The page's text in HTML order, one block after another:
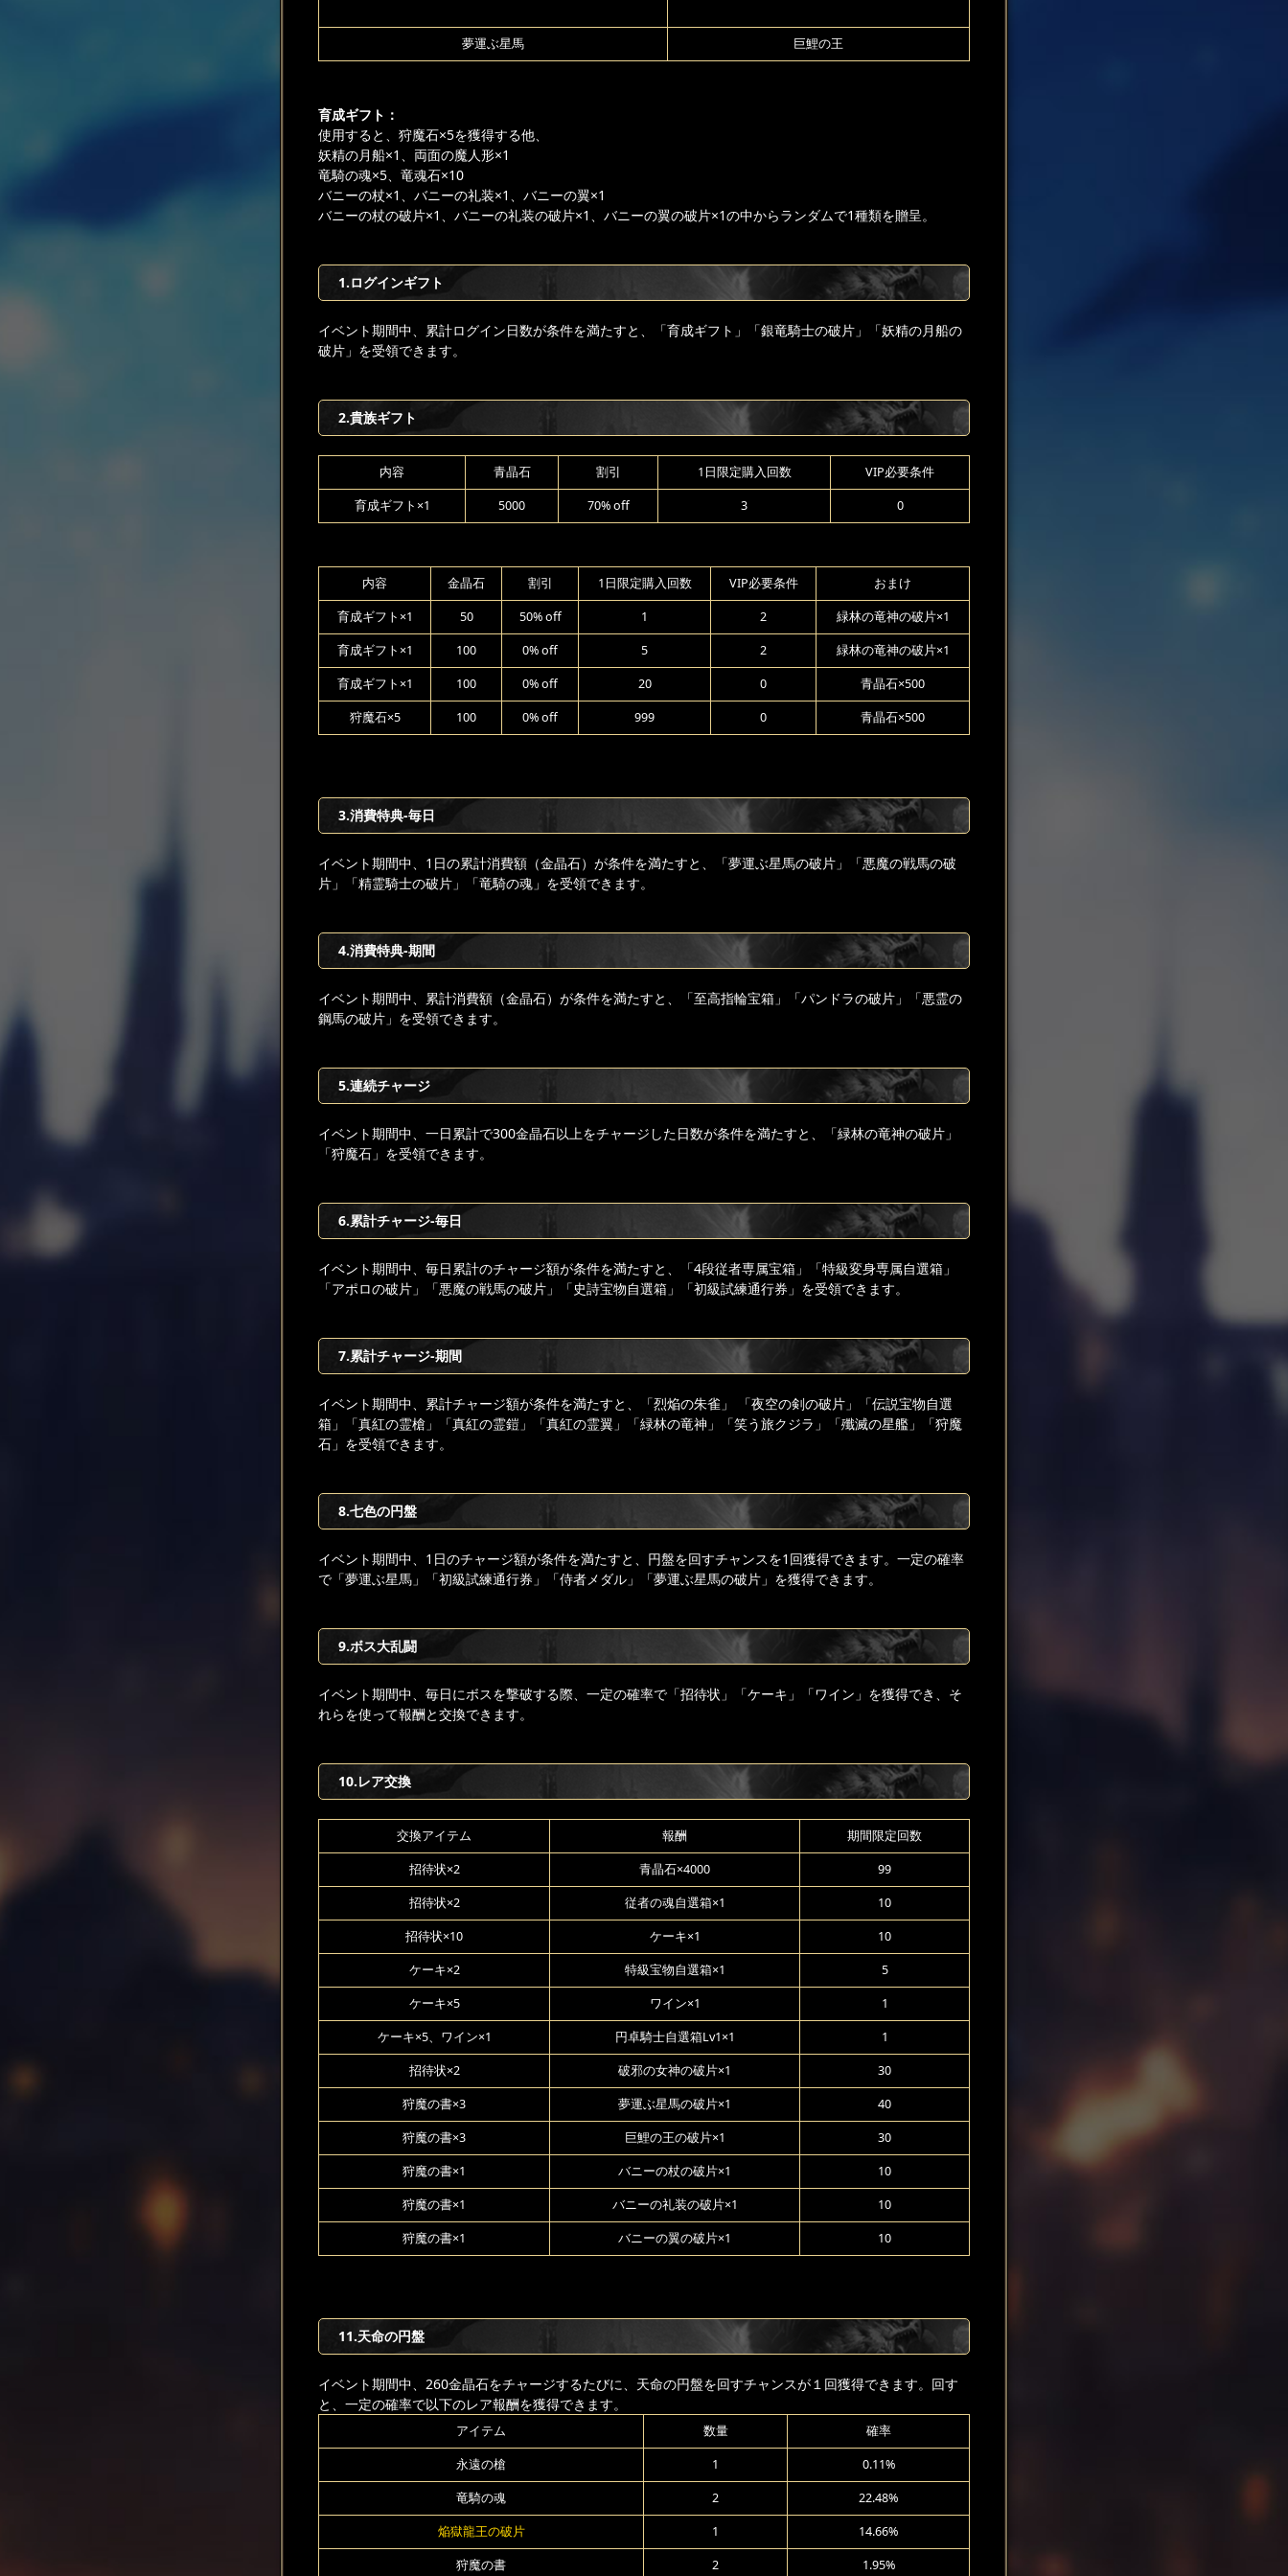
夢運ぶ星馬 巨鯉の王
育成ギフト：
使用すると、狩魔石×5を獲得する他、
妖精の月船×1、両面の魔人形×1
竜騎の魂×5、竜魂石×10
バニーの杖×1、バニーの礼装×1、バニーの翼×1
バニーの杖の破片×1、バニーの礼装の破片×1、バニーの翼の破片×1の中からランダムで1種類を贈呈。
1.ログインギフト
イベント期間中、累計ログイン日数が条件を満たすと、「育成ギフト」「銀竜騎士の破片」「妖精の月船の
破片」を受領できます。
2.貴族ギフト
内容 青晶石 割引 1日限定購入回数 VIP必要条件
育成ギフト×1 5000 70% off 3 0
内容 金晶石 割引 1日限定購入回数 VIP必要条件 おまけ
育成ギフト×1 50 50% off 1 2 緑林の竜神の破片×1
育成ギフト×1 100 0% off 5 2 緑林の竜神の破片×1
育成ギフト×1 100 0% off 20 0 青晶石×500
狩魔石×5 100 0% off 999 0 青晶石×500
3.消費特典-毎日
イベント期間中、1日の累計消費額（金晶石）が条件を満たすと、「夢運ぶ星馬の破片」「悪魔の戦馬の破
片」「精霊騎士の破片」「竜騎の魂」を受領できます。
4.消費特典-期間
イベント期間中、累計消費額（金晶石）が条件を満たすと、「至高指輪宝箱」「パンドラの破片」「悪霊の
鋼馬の破片」を受領できます。
5.連続チャージ
イベント期間中、一日累計で300金晶石以上をチャージした日数が条件を満たすと、「緑林の竜神の破片」
「狩魔石」を受領できます。
6.累計チャージ-毎日
イベント期間中、毎日累計のチャージ額が条件を満たすと、「4段従者専属宝箱」「特級変身専属自選箱」
「アポロの破片」「悪魔の戦馬の破片」「史詩宝物自選箱」「初級試練通行券」を受領できます。
7.累計チャージ-期間
イベント期間中、累計チャージ額が条件を満たすと、「烈焔の朱雀」 「夜空の剣の破片」「伝説宝物自選
箱」「真紅の霊槍」「真紅の霊鎧」「真紅の霊翼」「緑林の竜神」「笑う旅クジラ」「殲滅の星艦」「狩魔
石」を受領できます。
8.七色の円盤
イベント期間中、1日のチャージ額が条件を満たすと、円盤を回すチャンスを1回獲得できます。一定の確率
で「夢運ぶ星馬」「初級試練通行券」「侍者メダル」「夢運ぶ星馬の破片」を獲得できます。
9.ボス大乱闘
イベント期間中、毎日にボスを撃破する際、一定の確率で「招待状」「ケーキ」「ワイン」を獲得でき、そ
れらを使って報酬と交換できます。
10.レア交換
交換アイテム 報酬 期間限定回数
招待状×2 青晶石×4000 99
招待状×2 従者の魂自選箱×1 10
招待状×10 ケーキ×1 10
ケーキ×2 特級宝物自選箱×1 5
ケーキ×5 ワイン×1 1
ケーキ×5、ワイン×1 円卓騎士自選箱Lv1×1 1
招待状×2 破邪の女神の破片×1 30
狩魔の書×3 夢運ぶ星馬の破片×1 40
狩魔の書×3 巨鯉の王の破片×1 30
狩魔の書×1 バニーの杖の破片×1 10
狩魔の書×1 バニーの礼装の破片×1 10
狩魔の書×1 バニーの翼の破片×1 10
11.天命の円盤
イベント期間中、260金晶石をチャージするたびに、天命の円盤を回すチャンスが１回獲得できます。回す
と、一定の確率で以下のレア報酬を獲得できます。
アイテム 数量 確率
永遠の槍 1 0.11%
竜騎の魂 2 22.48%
焔獄龍王の破片 1 14.66%
狩魔の書 2 1.95%